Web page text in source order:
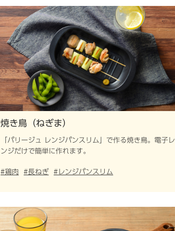
焼き鳥（ねぎま）
「パリージュ レンジパンスリム」で作る焼き鳥。電子レ
ンジだけで簡単に作れます。
#鶏肉 #長ねぎ #レンジパンスリム